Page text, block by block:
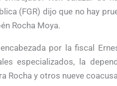
(FGR) dijo que no hay
Rocha Moya.
por la fiscal
especializados, la
Rocha y otros nueve